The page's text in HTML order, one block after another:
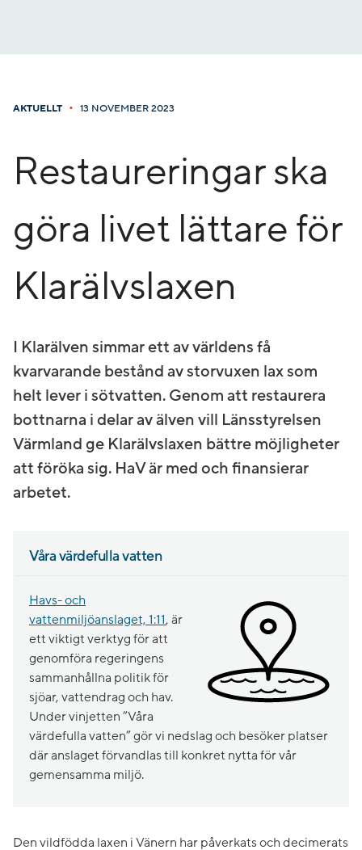
AKTUELLT • 13 NOVEMBER 2023
Restaureringar ska
göra livet lättare för
Klarälvslaxen
I Klarälven simmar ett av världens få
kvarvarande bestånd av storvuxen lax som
helt lever i sötvatten. Genom att restaurera
bottnarna i delar av älven vill Länsstyrelsen
Värmland ge Klarälvslaxen bättre möjligheter
att föröka sig. HaV är med och finansierar
arbetet.
Våra värdefulla vatten
Havs- och
vattenmiljöanslaget, 1:11, är
ett viktigt verktyg för att
genomföra regeringens
sammanhållna politik för
sjöar, vattendrag och hav.
Under vinjetten ”Våra
värdefulla vatten” gör vi nedslag och besöker platser
där anslaget förvandlas till konkret nytta för vår
gemensamma miljö.
Den vildfödda laxen i Vänern har påverkats och decimerats